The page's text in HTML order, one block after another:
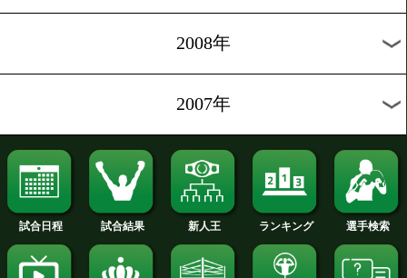
2018年
2017年
2016年
2015年